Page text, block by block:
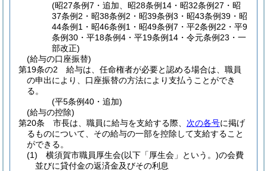
(昭27条例7・追加、昭28条例14・昭32条例27・昭
37条例2・昭38条例2・昭39条例3・昭43条例39・昭
44条例1・昭46条例1・昭49条例7・平2条例22・平9
条例30・平18条例4・平19条例14・令元条例23・一
部改正)
(給与の口座振替)
第19条の2
給与は、任命権者が必要と認める場合は、職員
の申出により、口座振替の方法により支払うことができ
る。
(平5条例40・追加)
(給与の控除)
第20条
市長は、職員に給与を支給する際、 次の各号に掲げ
るものについて、その給与の一部を控除して支給すること
ができる。
(1)
横須賀市職員厚生会(以下「厚生会」という。)の会費
並びに貸付金の返済金及びその利息